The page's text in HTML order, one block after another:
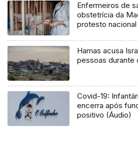
Enfermeiros de
obstetrícia da
protesto nacional
Hamas acusa
pessoas
Covid-19:
encerra após
positivo (Áudio)